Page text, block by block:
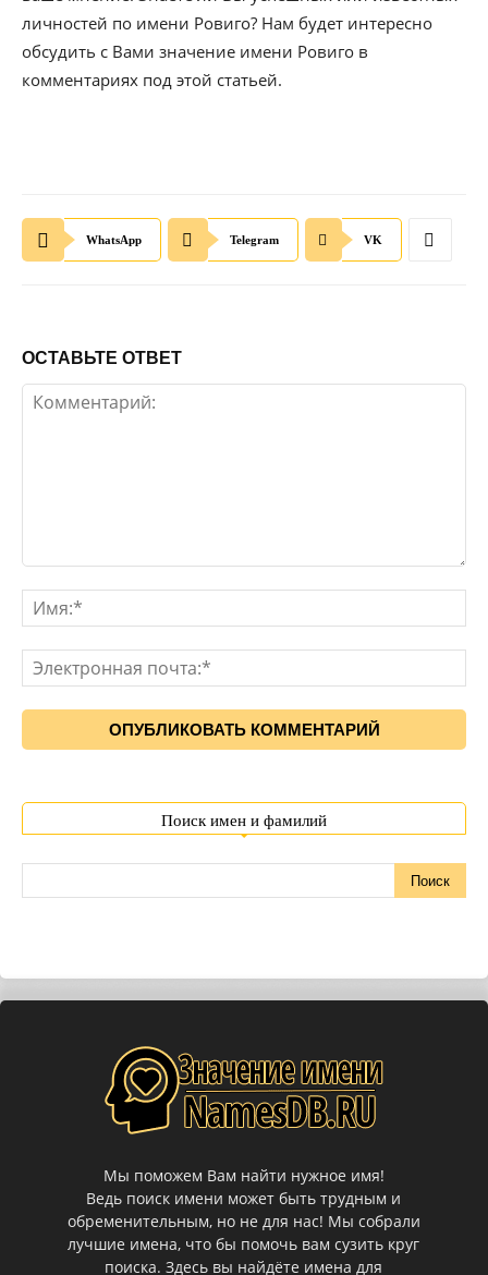
личностей по имени Ровиго? Нам будет интересно
обсудить с Вами значение имени Ровиго в
комментариях под этой статьей.
WhatsApp Telegram VK
ОСТАВЬТЕ ОТВЕТ
Поиск имен и фамилий
Мы поможем Вам найти нужное имя!
Ведь поиск имени может быть трудным и
обременительным, но не для нас! Мы собрали
лучшие имена, что бы помочь вам сузить круг
поиска. Здесь вы найдёте имена для